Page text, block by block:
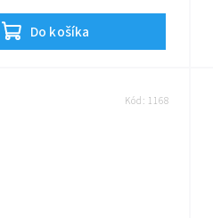
Do košíka
Kód: 1168